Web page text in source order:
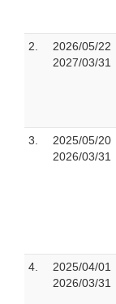
2.
2026/05/22
2027/03/31
3.
2025/05/20
2026/03/31
4.
2025/04/01
2026/03/31